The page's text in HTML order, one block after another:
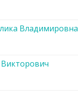
Владимировна